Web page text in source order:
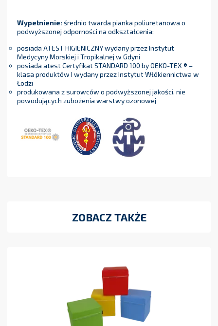
Wypełnienie:średnio twarda pianka poliuretanowa o
podwyższonej odporności na odkształcenia:
posiada ATEST HIGIENICZNY wydany przez Instytut
Medycyny Morskiej i Tropikalnej w Gdyni
posiada atest Certyfikat STANDARD 100 by OEKO-TEX ® –
klasa produktów I wydany przez Instytut Włókiennictwa w
Łodzi
produkowana z surowców o podwyższonej jakości, nie
powodujących zubożenia warstwy ozonowej
ZOBACZ TAKŻE